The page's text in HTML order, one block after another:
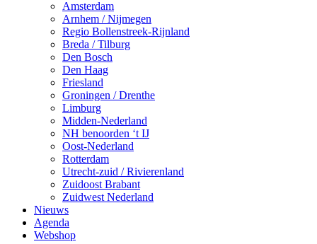
Amsterdam
Arnhem / Nijmegen
Regio Bollenstreek-Rijnland
Breda / Tilburg
Den Bosch
Den Haag
Friesland
Groningen / Drenthe
Limburg
Midden-Nederland
NH benoorden ‘t IJ
Oost-Nederland
Rotterdam
Utrecht-zuid / Rivierenland
Zuidoost Brabant
Zuidwest Nederland
Nieuws
Agenda
Webshop